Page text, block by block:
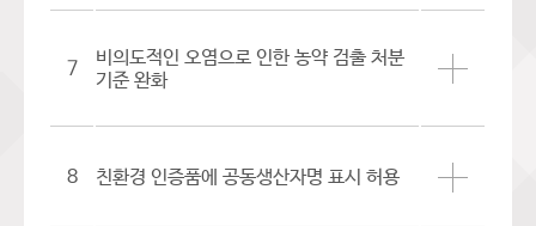
7
비의도적인 오염으로 인한 농약 검출 처분
기준 완화
8 친환경 인증품에 공동생산자명 표시 허용